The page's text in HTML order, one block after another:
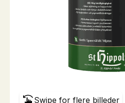
Swipe for flere billeder